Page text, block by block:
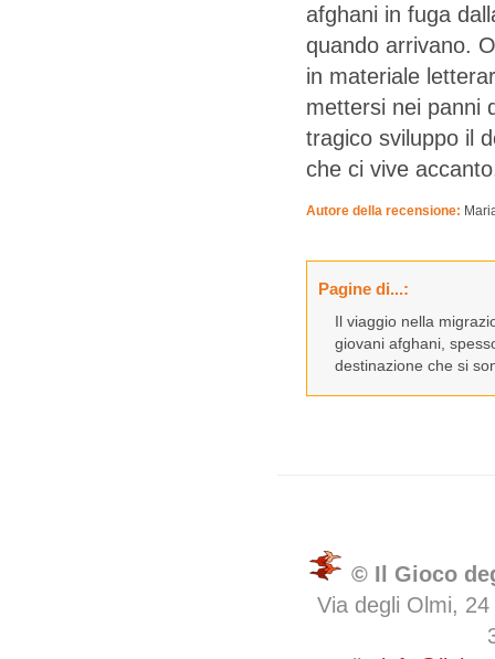
afghani in fuga
quando arrivano.
in materiale
mettersi nei panni
tragico sviluppo il
che ci vive
Autore della recensione:
Pagine di...:
Il viaggio nella
giovani afghani,
destinazione che si
© Il Gioco
Via degli Olmi,